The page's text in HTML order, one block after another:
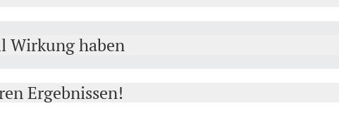
Wirkung haben
Ergebnissen!